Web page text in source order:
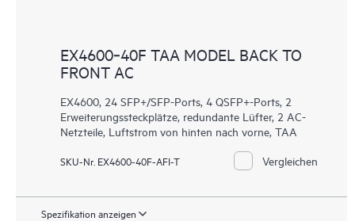
EX4600‑40F TAA MODEL BACK TO
FRONT AC
EX4600, 24 SFP+/SFP-Ports, 4 QSFP+-Ports, 2
Erweiterungssteckplätze, redundante Lüfter, 2 AC-
Netzteile, Luftstrom von hinten nach vorne, TAA
SKU-Nr. EX4600-40F-AFI-T Vergleichen
Spezifikation anzeigen